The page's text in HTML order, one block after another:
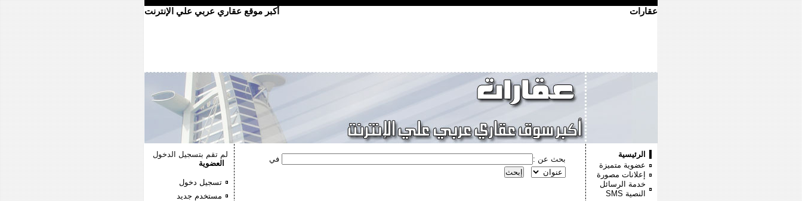
عقارات أكبر موقع عقاري عربي علي الإنترنت
لم تقم بتسجيل الدخول
العضوية
تسجيل دخول
مستخدم جديد
بحث عن : في
الرئيسية
عضوية متميزة
إعلانات مصورة
خدمة الرسائل
النصية SMS